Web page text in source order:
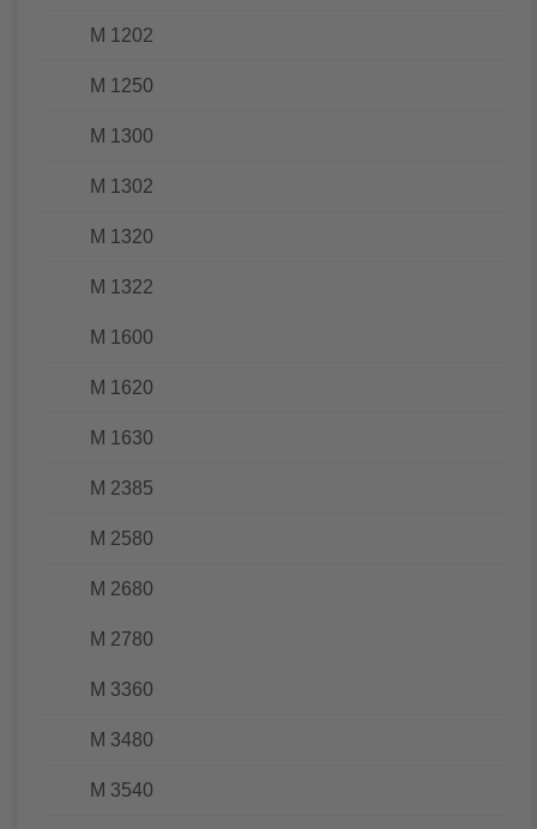
M 1202
M 1250
M 1300
M 1302
M 1320
M 1322
M 1600
M 1620
M 1630
M 2385
M 2580
M 2680
M 2780
M 3360
M 3480
M 3540